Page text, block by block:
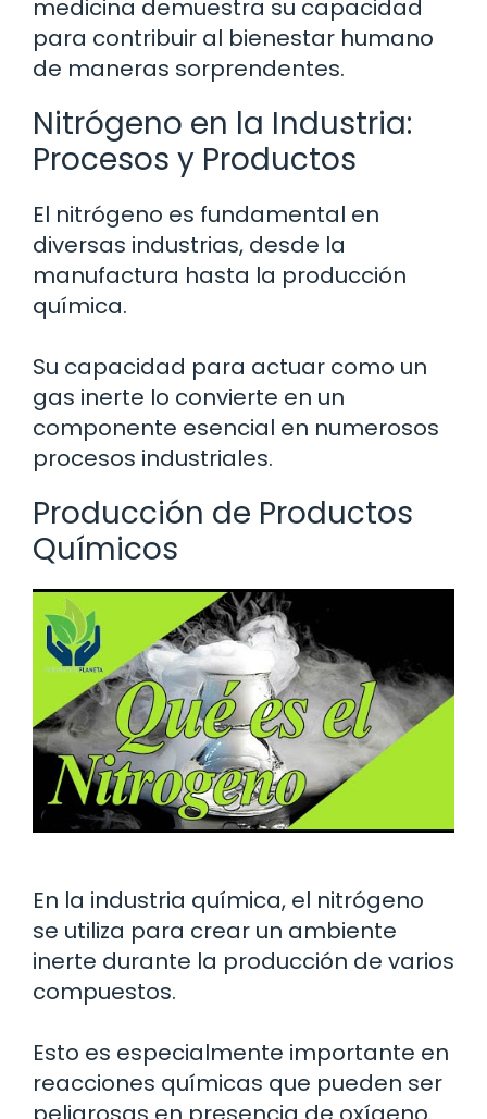
medicina demuestra su capacidad
para contribuir al bienestar humano
de maneras sorprendentes.
Nitrógeno en la Industria:
Procesos y Productos
El nitrógeno es fundamental en
diversas industrias, desde la
manufactura hasta la producción
química.
Su capacidad para actuar como un
gas inerte lo convierte en un
componente esencial en numerosos
procesos industriales.
Producción de Productos
Químicos
En la industria química, el nitrógeno
se utiliza para crear un ambiente
inerte durante la producción de varios
compuestos.
Esto es especialmente importante en
reacciones químicas que pueden ser